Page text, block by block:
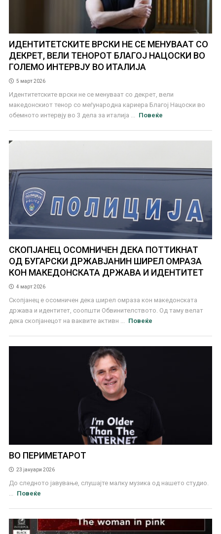
ИДЕНТИТЕТСКИТЕ ВРСКИ НЕ СЕ МЕНУВААТ СО
ДЕКРЕТ, ВЕЛИ ТЕНОРОТ БЛАГОЈ НАЦОСКИ ВО
ГОЛЕМО ИНТЕРВЈУ ВО ИТАЛИЈА
5 март 2026
Идентитетските врски не се менуваат со декрет, вели
македонскиот тенор со меѓународна кариера Благој Нацоски во
обемното интервју во 3 дела за италија ...
Повеќе
СКОПЈАНЕЦ ОСОМНИЧЕН ДЕКА ПОТТИКНАТ
ОД БУГАРСКИ ДРЖАВЈАНИН ШИРЕЛ ОМРАЗА
КОН МАКЕДОНСКАТА ДРЖАВА И ИДЕНТИТЕТ
4 март 2026
Скопјанец е осомничен дека ширел омраза кон македонската
држава и идентитет, соопшти Обвинителството. Од таму велат
дека скопјанецот на ваквите активн ...
Повеќе
ВО ПЕРИМЕТАРОТ
23 јануари 2026
До следното јавување, слушајте малку музика од нашето студио.
Повеќе